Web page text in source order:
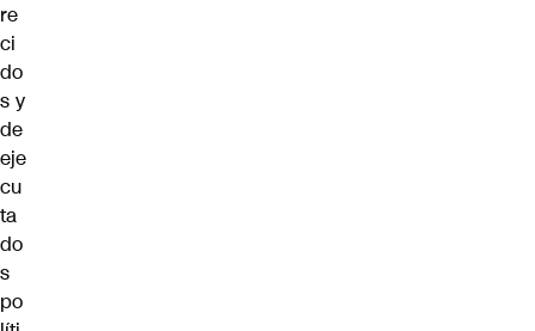
re
ci
do
s y
de
eje
cu
ta
do
s
po